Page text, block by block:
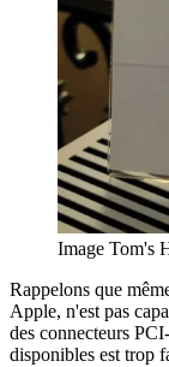
Image Tom's
Rappelons que
Apple, n'est pas
des connecteurs
disponibles est trop